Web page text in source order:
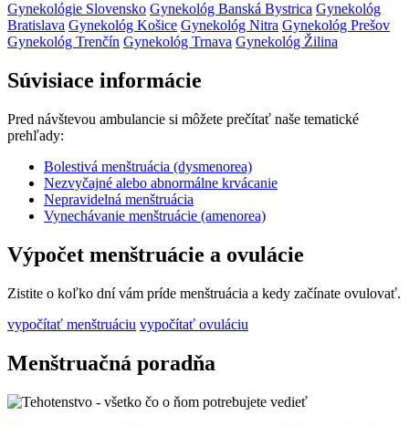
Gynekológie Slovensko Gynekológ Banská Bystrica Gynekológ
Bratislava Gynekológ Košice Gynekológ Nitra Gynekológ Prešov
Gynekológ Trenčín Gynekológ Trnava Gynekológ Žilina
Súvisiace informácie
Pred návštevou ambulancie si môžete prečítať naše tematické
prehľady:
Bolestivá menštruácia (dysmenorea)
Nezvyčajné alebo abnormálne krvácanie
Nepravidelná menštruácia
Vynechávanie menštruácie (amenorea)
Výpočet menštruácie a ovulácie
Zistite o koľko dní vám príde menštruácia a kedy začínate ovulovať.
vypočítať menštruáciu vypočítať ovuláciu
Menštruačná poradňa